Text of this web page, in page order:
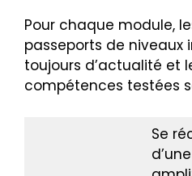
Pour chaque module,
passeports de niveaux
toujours d’actualité et
compétences testées
Se